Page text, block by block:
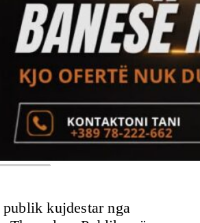
kujdestar nga